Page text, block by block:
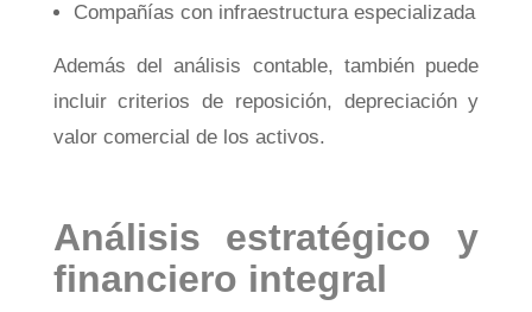
Compañías con infraestructura especializada
Además del análisis contable, también puede
incluir criterios de reposición, depreciación y
valor comercial de los activos.
Análisis estratégico y
financiero integral